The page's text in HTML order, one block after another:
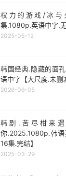
权力的游戏/冰与
集.1080p.英语中字.
2025-05-12
韩国经典.隐藏的面
语中字【大尺度.未删
2026-06-05
韩剧.苦尽柑来
你.2025.1080p.韩
16集.完结】
2025-03-29